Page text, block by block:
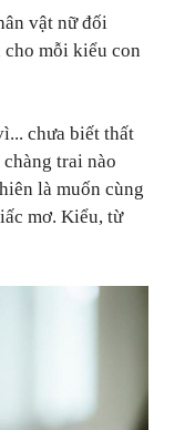
vật nữ đối
mỗi kiểu con
chưa biết thất
trai nào
là muốn cùng
mơ. Kiểu, từ